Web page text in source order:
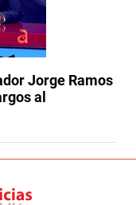
Jorge Ramos
al